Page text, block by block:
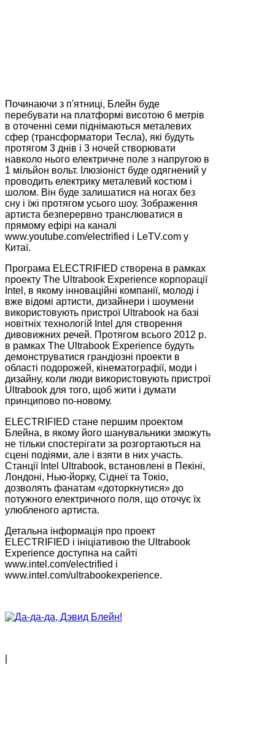
Починаючи з п'ятниці, Блейн буде
перебувати на платформі висотою 6 метрів
в оточенні семи піднімаються металевих
сфер (трансформатори Тесла), які будуть
протягом 3 днів і 3 ночей створювати
навколо нього електричне поле з напругою в
1 мільйон вольт. Ілюзіоніст буде одягнений у
проводить електрику металевий костюм і
шолом. Він буде залишатися на ногах без
сну і їжі протягом усього шоу. Зображення
артиста безперервно транслюватися в
прямому ефірі на каналі
www.youtube.com/electrified і LeTV.com у
Китаї.
Програма ELECTRIFIED створена в рамках
проекту The Ultrabook Experience корпорації
Intel, в якому інноваційні компанії, молоді і
вже відомі артисти, дизайнери і шоумени
використовують пристрої Ultrabook на базі
новітніх технологій Intel для створення
дивовижних речей. Протягом всього 2012 р.
в рамках The Ultrabook Experience будуть
демонструватися грандіозні проекти в
області подорожей, кінематографії, моди і
дизайну, коли люди використовують пристрої
Ultrabook для того, щоб жити і думати
принципово по-новому.
ELECTRIFIED стане першим проектом
Блейна, в якому його шанувальники зможуть
не тільки спостерігати за розгортаються на
сцені подіями, але і взяти в них участь.
Станції Intel Ultrabook, встановлені в Пекіні,
Лондоні, Нью-йорку, Сіднеї та Токіо,
дозволять фанатам «доторкнутися» до
потужного електричного поля, що оточує їх
улюбленого артиста.
Детальна інформація про проект
ELECTRIFIED і ініціативою the Ultrabook
Experience доступна на сайті
www.intel.com/electrified і
www.intel.com/ultrabookexperience.